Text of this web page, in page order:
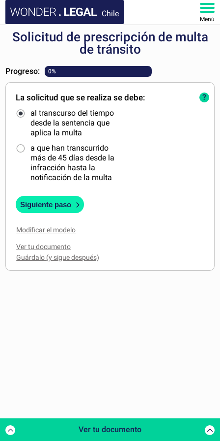
Chile
Menú
INICIO
MI CUENTA
Solicitud de prescripción de multa
de tránsito
Progreso: 0%
La solicitud que se realiza se debe:
al transcurso del tiempo
desde la sentencia que
aplica la multa
a que han transcurrido
más de 45 días desde la
infracción hasta la
notificación de la multa
?
Siguiente paso
Modificar el modelo
Ver tu documento
Ver tu documento